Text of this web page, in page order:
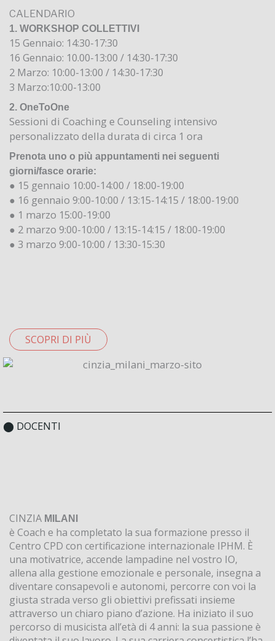
CALENDARIO
1. WORKSHOP COLLETTIVI
15 Gennaio: 14:30-17:30
16 Gennaio: 10.00-13:00 / 14:30-17:30
2 Marzo: 10:00-13:00 / 14:30-17:30
3 Marzo:10:00-13:00
2. OneToOne
Sessioni di Coaching e Counseling intensivo
personalizzato della durata di circa 1 ora
Prenota uno o più appuntamenti nei seguenti
giorni/fasce orarie:
● 15 gennaio 10:00-14:00 / 18:00-19:00
● 16 gennaio 9:00-10:00 / 13:15-14:15 / 18:00-19:00
● 1 marzo 15:00-19:00
● 2 marzo 9:00-10:00 / 13:15-14:15 / 18:00-19:00
● 3 marzo 9:00-10:00 / 13:30-15:30
SCOPRI DI PIÙ
⬤ DOCENTI
CINZIA MILANI
è Coach e ha completato la sua formazione presso il
Centro CPD con certificazione internazionale IPHM. È
una motivatrice, accende lampadine nel vostro IO,
allena alla gestione emozionale e personale, insegna a
diventare consapevoli e autonomi, percorre con voi la
giusta strada verso gli obiettivi prefissati insieme
attraverso un chiaro piano d’azione. Ha iniziato il suo
percorso di musicista all’età di 4 anni: la sua passione è